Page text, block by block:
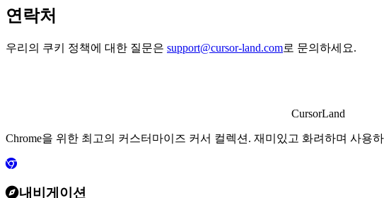
연락처
우리의 쿠키 정책에 대한 질문은 support@cursor-land.com로 문의하세요.
CursorLand
Chrome을 위한 최고의 커스터마이즈 커서 컬렉션. 재미있고 화려하며 사용
내비게이션